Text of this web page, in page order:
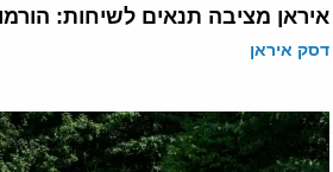
איראן מציבה תנאים לשיחות:
דסק איראן